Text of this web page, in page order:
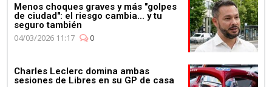
Menos choques graves y más "golpes
de ciudad": el riesgo cambia... y tu
seguro también
04/03/2026 11:17
0
Charles Leclerc domina ambas
sesiones de Libres en su GP de casa